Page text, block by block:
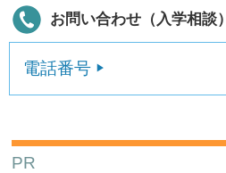
お問い合わせ（入学相談）
電話番号
PR